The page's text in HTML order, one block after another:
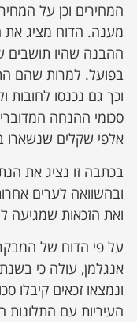
המחירים וכן על
מענה. הדוח מציג את
ההבנה שהיו תושבים
בפועל. למרות שהם
וכך גם נכנסו לחובות
סכומי ההנחה
אלפי שקלים שנשארו
בכתבה זו נציג את
ובהשוואה לערים
ואת הזכאות שמגיעה
על פי הדוח של המבקר
אנגלמן, עולה כי